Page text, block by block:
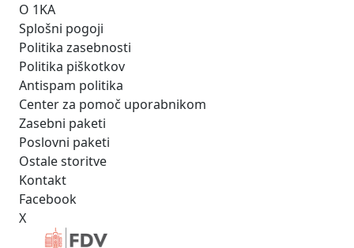
O 1KA
Splošni pogoji
Politika zasebnosti
Politika piškotkov
Antispam politika
Center za pomoč uporabnikom
Zasebni paketi
Poslovni paketi
Ostale storitve
Kontakt
Facebook
X